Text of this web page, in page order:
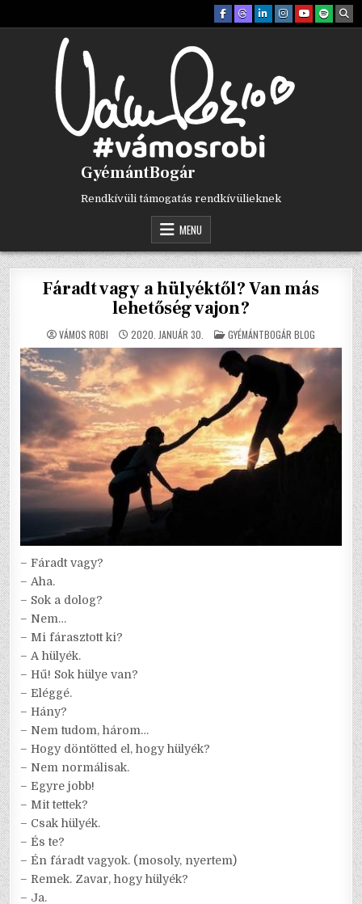
GyémántBogár
Rendkívüli támogatás rendkívülieknek
MENU
Fáradt vagy a hülyéktől? Van más
lehetőség vajon?
VÁMOS ROBI 2020. JANUÁR 30. POSTED
IN
GYÉMÁNTBOGÁR BLOG
– Fáradt vagy?
– Aha.
– Sok a dolog?
– Nem…
– Mi fárasztott ki?
– A hülyék.
– Hű! Sok hülye van?
– Eléggé.
– Hány?
– Nem tudom, három…
– Hogy döntötted el, hogy hülyék?
– Nem normálisak.
– Egyre jobb!
– Mit tettek?
– Csak hülyék.
– És te?
– Én fáradt vagyok. (mosoly, nyertem)
– Remek. Zavar, hogy hülyék?
– Ja.